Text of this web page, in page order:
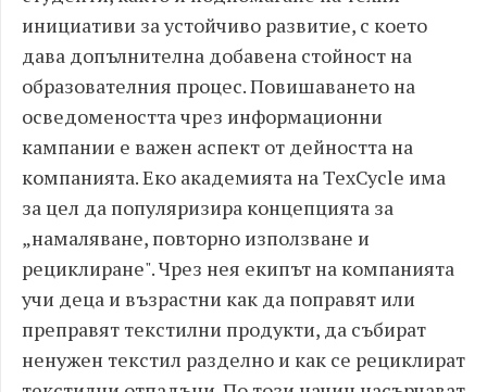
инициативи за устойчиво развитие, с което
дава допълнителна добавена стойност на
образователния процес. Повишаването на
осведомеността чрез информационни
кампании е важен аспект от дейността на
компанията. Еко академията на TexCycle има
за цел да популяризира концепцията за
„намаляване, повторно използване и
рециклиране". Чрез нея екипът на компанията
учи деца и възрастни как да поправят или
преправят текстилни продукти, да събират
ненужен текстил разделно и как се рециклират